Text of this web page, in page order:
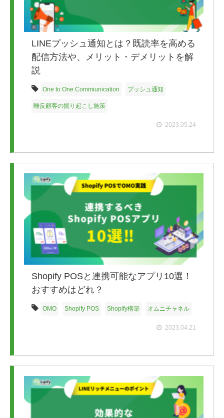
LINEプッシュ通知とは？既読率を高める
配信方法や、メリット・デメリットを解
説
One to One Commiunication プッシュ通知
離反顧客の掘り起こし施策
2023.05.24
Shopify POSと連携可能なアプリ10選！
おすすめはどれ？
OMO Shopify POS Shopify構築 オムニチャネル
2023.04.21